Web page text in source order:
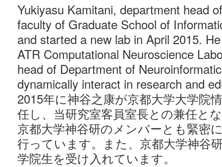
Yukiyasu Kamitani, department head
faculty of Graduate School of
and started a new lab in April 2015.
ATR Computational Neuroscience
head of Department of
dynamically interact in research and
2015年に神谷之康が京都大学大学院
任し、当研究室客員室長との兼任と
京都大学神谷研のメンバーとも緊密
行っています。また、京都大学神谷
学院生を受け入れています。